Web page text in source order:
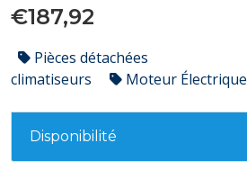
€187,92
Pièces détachées
climatiseurs
Moteur Électrique
Disponibilité